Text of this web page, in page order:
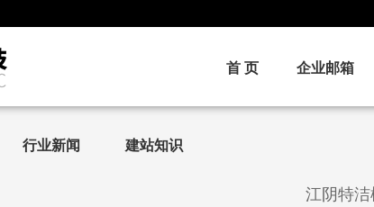
首 页 企业邮箱
行业新闻 建站知识
江阴特洁